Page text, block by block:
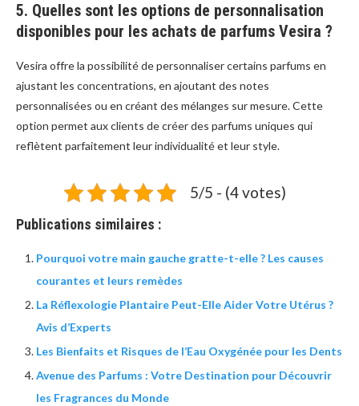
5. Quelles sont les options de personnalisation
disponibles pour les achats de parfums Vesira ?
Vesira offre la possibilité de personnaliser certains parfums en
ajustant les concentrations, en ajoutant des notes
personnalisées ou en créant des mélanges sur mesure. Cette
option permet aux clients de créer des parfums uniques qui
reflètent parfaitement leur individualité et leur style.
5/5 - (4 votes)
Publications similaires :
Pourquoi votre main gauche gratte-t-elle ? Les causes
courantes et leurs remèdes
La Réflexologie Plantaire Peut-Elle Aider Votre Utérus ?
Avis d’Experts
Les Bienfaits et Risques de l’Eau Oxygénée pour les Dents
Avenue des Parfums : Votre Destination pour Découvrir
les Fragrances du Monde